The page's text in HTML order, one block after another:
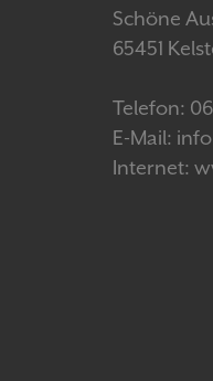
Schöne
65451
Telefon:
E-Mail:
Internet: